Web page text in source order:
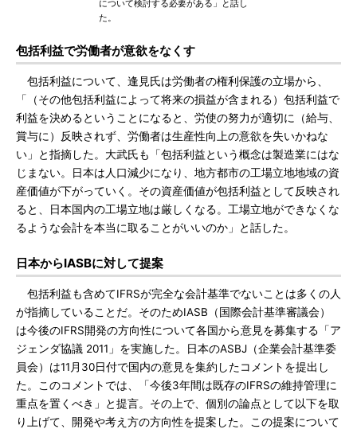
について検討する必要がある」と話し
た。
包括利益で労働者が意欲をなくす
包括利益について、逢見氏は労働者の権利保護の立場から、
「（その他包括利益によって将来の損益が含まれる）包括利益で
利益を決めるということになると、労使の努力が適切に（給与、
賞与に）反映されず、労働者は生産性向上の意欲を失いかねな
い」と指摘した。大武氏も「包括利益という概念は製造業にはな
じまない。日本は人口減少になり、地方都市の工場立地地域の資
産価値が下がっていく。その資産価値が包括利益として反映され
ると、日本国内の工場立地は厳しくなる。工場立地ができなくな
るような会計を本当に取ることがいいのか」と話した。
日本からIASBに対して提案
包括利益も含めてIFRSが完全な会計基準でないことは多くの人
が指摘していることだ。そのためIASB（国際会計基準審議会）
は今後のIFRS開発の方向性について各国から意見を募集する「ア
ジェンダ協議 2011」を実施した。日本のASBJ（企業会計基準委
員会）は11月30日付で国内の意見を集約したコメントを提出し
た。このコメントでは、「今後3年間は既存のIFRSの維持管理に
重点を置くべき」と提言。その上で、個別の論点として以下を取
り上げて、開発や考え方の方向性を提案した。この提案について